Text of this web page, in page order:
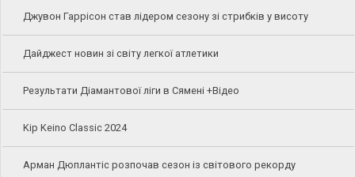
Джувон Гаррісон став лідером сезону зі стрибків у висоту
Дайджест новин зі світу легкої атлетики
Результати Діамантової ліги в Сямені +Відео
Kip Keino Classic 2024
Арман Дюплантіс розпочав сезон із світового рекорду